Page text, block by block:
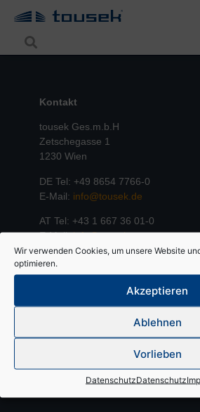
Wir verwenden Cookies, um unsere Website
optimieren.
Akzeptieren
Ablehnen
Vorlieben
DatenschutzDatenschutz
Kontakt
tousek Ges.m.b.H
Zetschegasse 1
1230 Wien
DE Tel: +49 8654 7766-0
E-Mail: info@tousek.de
AT Tel: +43 1 667 36 01-0
E-Mail:info@tousek.at